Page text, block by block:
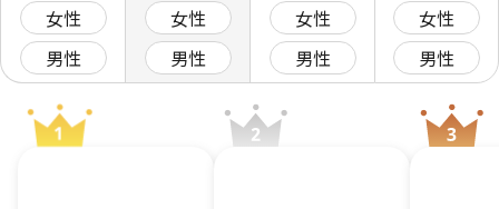
女性
男性
女性
男性
女性
男性
女性
男性